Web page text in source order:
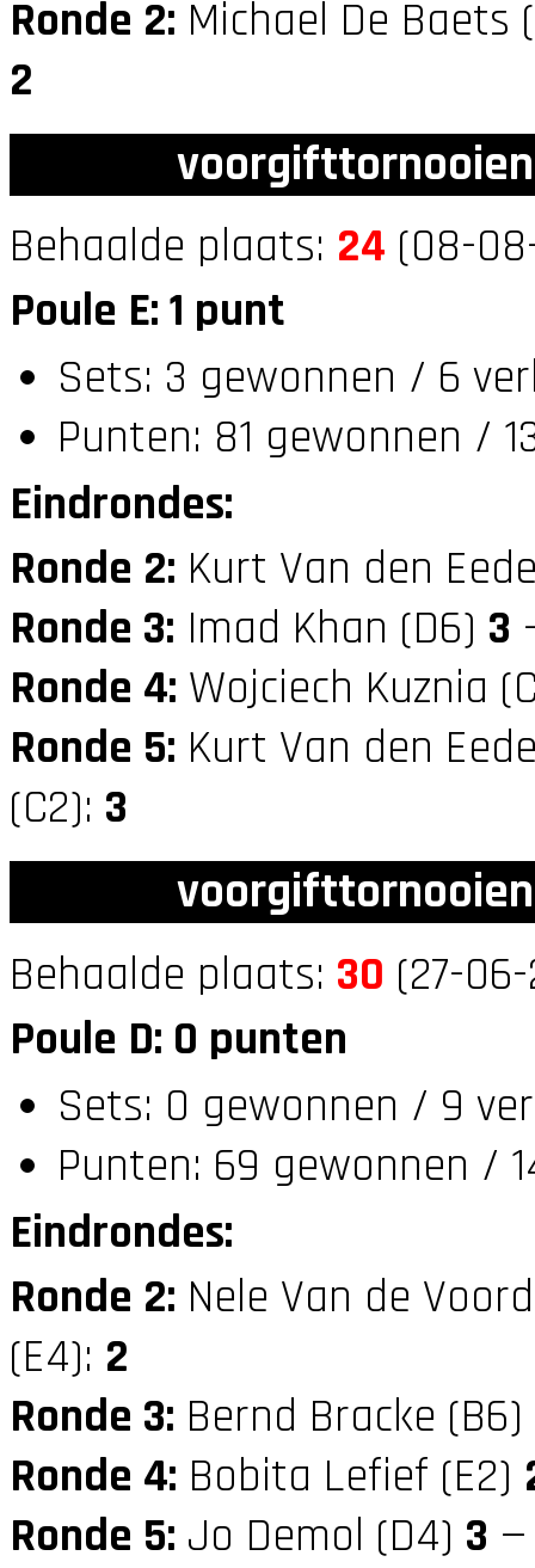
Ronde 2: Michael De Baets
2
Behaalde plaats: 24 (08-
Poule E: 1 punt
Sets: 3 gewonnen / 6
Punten: 81 gewonnen /
Eindrondes:
Ronde 2: Kurt Van den
Ronde 3: Imad Khan (D6) 3
Ronde 4: Wojciech Kuznia
Ronde 5: Kurt Van den
(C2): 3
Behaalde plaats: 30 (27-
Poule D: 0 punten
Sets: 0 gewonnen / 9
Punten: 69 gewonnen /
Eindrondes:
Ronde 2: Nele Van de
(E4): 2
Ronde 3: Bernd Bracke (B6)
Ronde 4: Bobita Lefief (E2)
Ronde 5: Jo Demol (D4) 3